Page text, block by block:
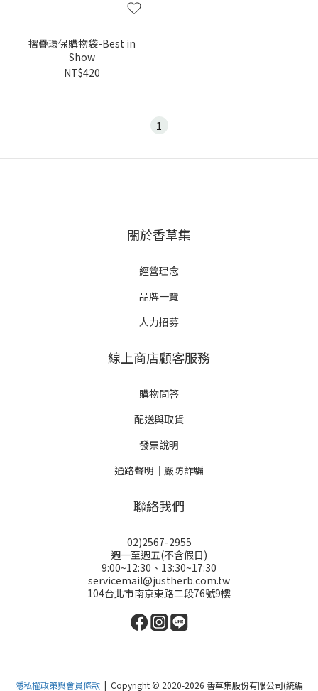
摺疊環保購物袋-Best in
Show
NT$420
1
關於香草集
經營理念
品牌一覽
人力招募
線上商店顧客服務
購物問答
配送與取貨
發票說明
通路聲明｜嚴防詐騙
聯絡我們
02)2567-2955
週一至週五(不含假日)
9:00~12:30、13:30~17:30
servicemail@justherb.com.tw
104台北市南京東路二段76號9樓
隱私權政策與會員條款 | Copyright © 2020-2026 香草集股份有限公司(統編